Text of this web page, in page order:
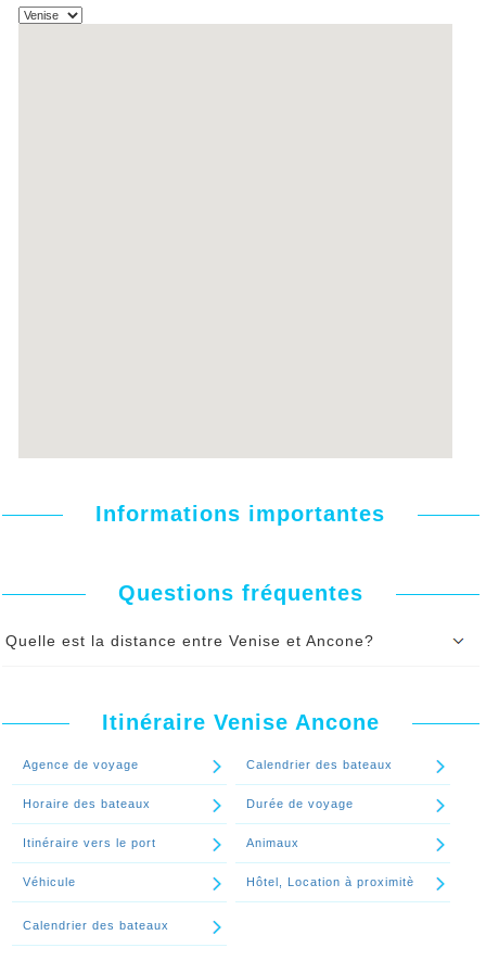
Informations importantes
Questions fréquentes
Quelle est la distance entre Venise et Ancone?
Venise et Ancone en Mille Nautiqueest 0,00 nm, soit 0,00 KM
Continuer le spécial 'Quelle est la distance entre Venise et Ancone?'
Itinéraire Venise Ancone
Agence de voyage Calendrier des bateaux
Horaire des bateaux Durée de voyage
Itinéraire vers le port Animaux
Véhicule Hôtel, Location à proximitè
Calendrier des bateaux